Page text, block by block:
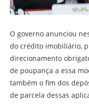
O governo anunciou
do crédito imobiliário,
direcionamento
de poupança a essa
também o fim dos
de parcela dessas